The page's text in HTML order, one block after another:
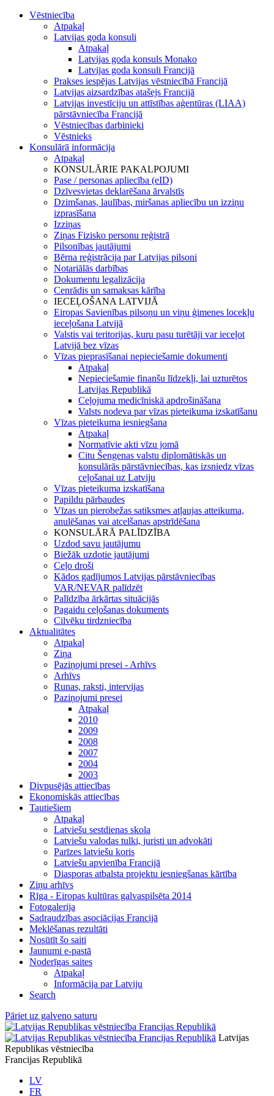
Vēstniecība
Atpakaļ
Latvijas goda konsuli
Atpakaļ
Latvijas goda konsuls Monako
Latvijas goda konsuli Francijā
Prakses iespējas Latvijas vēstniecībā Francijā
Latvijas aizsardzības atašejs Francijā
Latvijas investīciju un attīstības aģentūras (LIAA)
pārstāvniecība Francijā
Vēstniecības darbinieki
Vēstnieks
Konsulārā informācija
Atpakaļ
KONSULĀRIE PAKALPOJUMI
Pase / personas apliecība (eID)
Dzīvesvietas deklarēšana ārvalstīs
Dzimšanas, laulības, miršanas apliecību un izziņu
izprasīšana
Izziņas
Ziņas Fizisko personu reģistrā
Pilsonības jautājumi
Bērna reģistrācija par Latvijas pilsoni
Notariālās darbības
Dokumentu legalizācija
Cenrādis un samaksas kārība
IECEĻOŠANA LATVIJĀ
Eiropas Savienības pilsoņu un viņu ģimenes locekļu
ieceļošana Latvijā
Valstis vai teritorijas, kuru pasu turētāji var ieceļot
Latvijā bez vīzas
Vīzas pieprasīšanai nepieciešamie dokumenti
Atpakaļ
Nepieciešamie finanšu līdzekļi, lai uzturētos
Latvijas Republikā
Ceļojuma medicīniskā apdrošināšana
Valsts nodeva par vīzas pieteikuma izskatīšanu
Vīzas pieteikuma iesniegšana
Atpakaļ
Normatīvie akti vīzu jomā
Citu Šengenas valstu diplomātiskās un
konsulārās pārstāvniecības, kas izsniedz vīzas
ceļošanai uz Latviju
Vīzas pieteikuma izskatīšana
Papildu pārbaudes
Vīzas un pierobežas satiksmes atļaujas atteikuma,
anulēšanas vai atcelšanas apstrīdēšana
KONSULĀRĀ PALĪDZĪBA
Uzdod savu jautājumu
Biežāk uzdotie jautājumi
Ceļo droši
Kādos gadījumos Latvijas pārstāvniecības
VAR/NEVAR palīdzēt
Palīdzība ārkārtas situācijās
Pagaidu ceļošanas dokuments
Cilvēku tirdzniecība
Aktualitātes
Atpakaļ
Ziņa
Paziņojumi presei - Arhīvs
Arhīvs
Runas, raksti, intervijas
Paziņojumi presei
Atpakaļ
2010
2009
2008
2007
2004
2003
Divpusējās attiecības
Ekonomiskās attiecības
Tautiešiem
Atpakaļ
Latviešu sestdienas skola
Latviešu valodas tulki, juristi un advokāti
Parīzes latviešu koris
Latviešu apvienība Francijā
Diasporas atbalsta projektu iesniegšanas kārtība
Ziņu arhīvs
Rīga - Eiropas kultūras galvaspilsēta 2014
Fotogalerija
Sadraudzības asociācijas Francijā
Meklēšanas rezultāti
Nosūtīt šo saiti
Jaunumi e-pastā
Noderīgas saites
Atpakaļ
Informācija par Latviju
Search
Pāriet uz galveno saturu
Latvijas
Republikas vēstniecība
Francijas Republikā
LV
FR